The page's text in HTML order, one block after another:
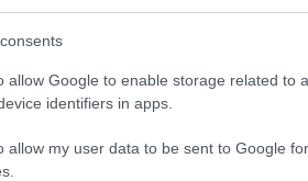
allow Google to enable storage related to
identifiers in apps.
allow my user data to be sent to Google
Baussetti (Ettore Geri),
gli propone di offrirgli
prestito ricevuto e da
di una cornea
giovane e sana come
persona deceduta.